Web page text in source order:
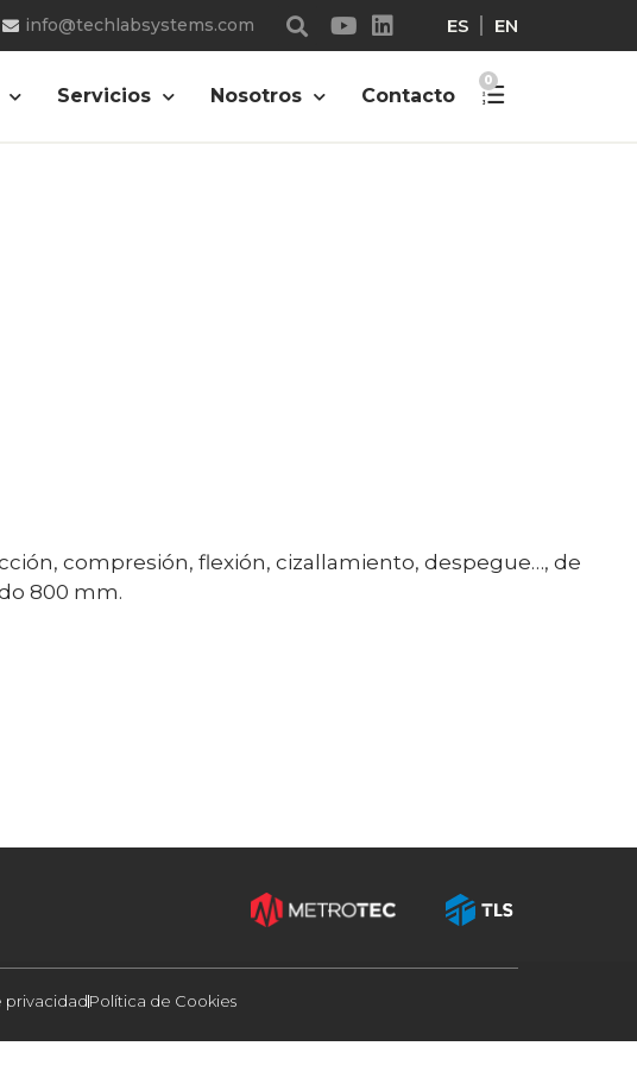
info@techlabsystems.com ES EN
Servicios Nosotros Contacto
0
TLS-06
compresión, flexión, cizallamiento, despegue…, de
800 mm.
privacidadPolítica de Cookies